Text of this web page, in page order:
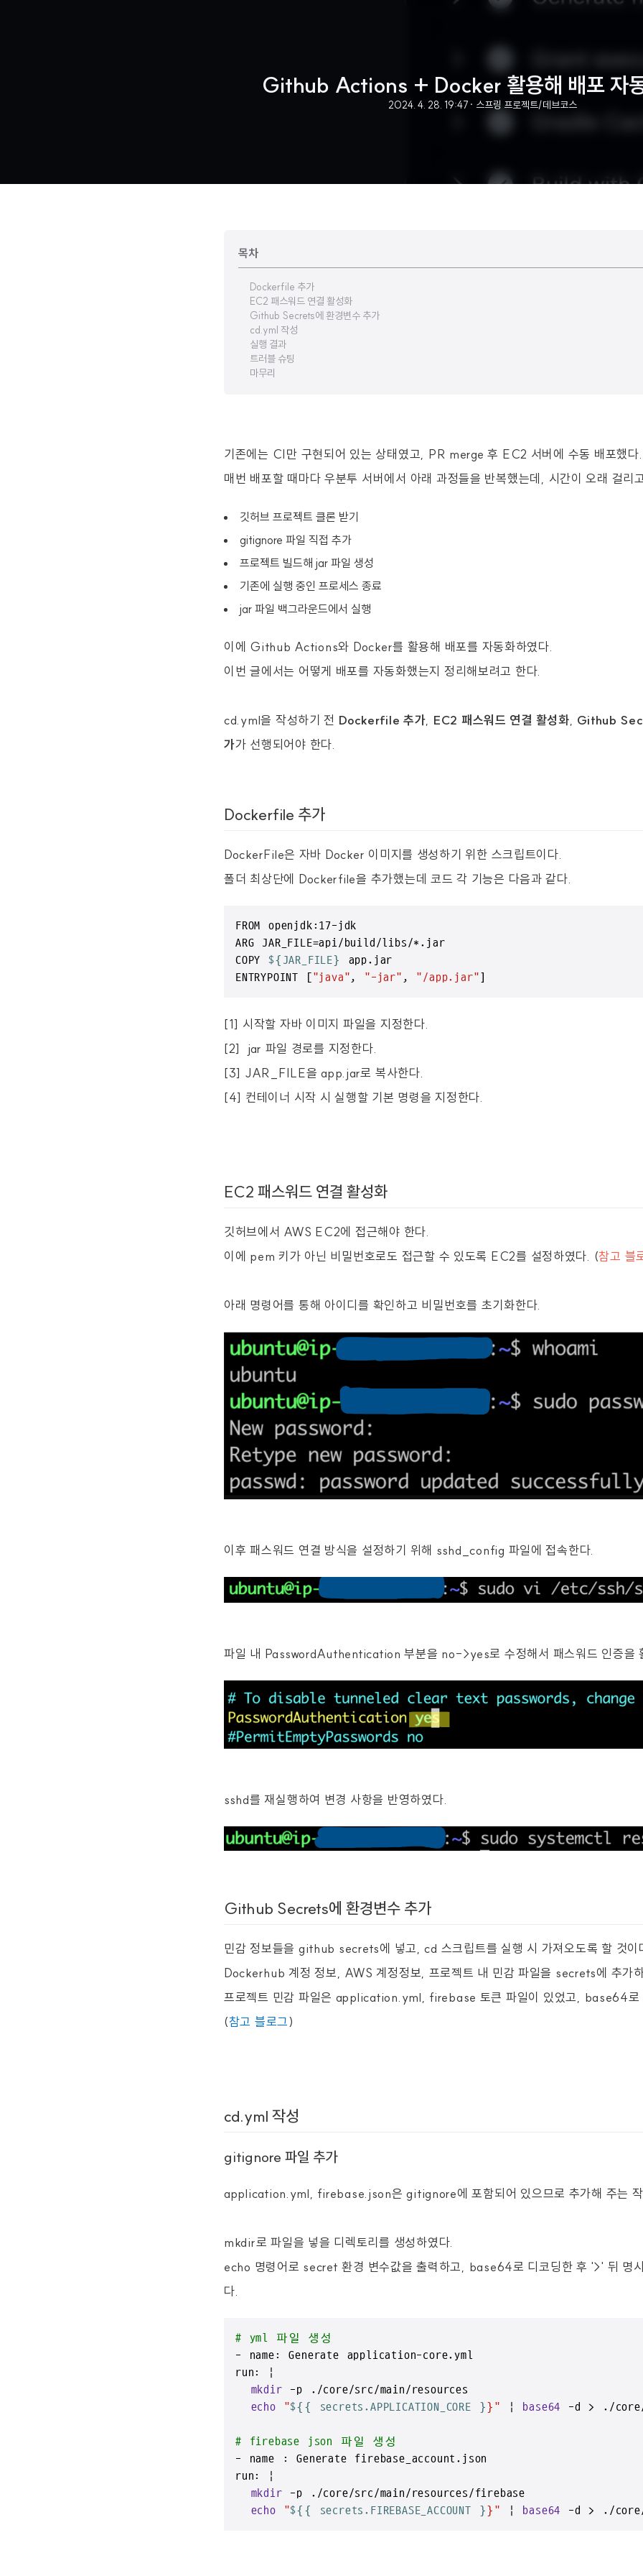
Github Actions + Docker 활용해 배포 자
2024. 4. 28. 19:47 · 스프링 프로젝트/데브코스
목차
Dockerfile 추가
EC2 패스워드 연결 활성화
Github Secrets에 환경변수 추가
cd.yml 작성
실행 결과
트러블 슈팅
마무리
기존에는 CI만 구현되어 있는 상태였고, PR merge 후 EC2 서버에 수동 배포했다.
매번 배포할 때마다 우분투 서버에서 아래 과정들을 반복했는데, 시간이 오래 걸리
깃허브 프로젝트 클론 받기
gitignore 파일 직접 추가
프로젝트 빌드해 jar 파일 생성
기존에 실행 중인 프로세스 종료
jar 파일 백그라운드에서 실행
이에 Github Actions와 Docker를 활용해 배포를 자동화하였다.
이번 글에서는 어떻게 배포를 자동화했는지 정리해보려고 한다.
cd.yml을 작성하기 전 Dockerfile 추가 EC2 패스워드 연결 활성화 Github
가가 선행되어야 한다.
Dockerfile 추가
DockerFile은 자바 Docker 이미지를 생성하기 위한 스크립트이다.
폴더 최상단에 Dockerfile을 추가했는데 코드 각 기능은 다음과 같다.
FROM openjdk:17-jdk
ARG JAR_FILE=api/build/libs/*.jar
COPY ${JAR_FILE}
app.jar
ENTRYPOINT ["java" , "-jar" , "/app.jar"]
[1] 시작할 자바 이미지 파일을 지정한다.
[2] jar 파일 경로를 지정한다.
[3] JAR_FILE을 app.jar로 복사한다.
[4] 컨테이너 시작 시 실행할 기본 명령을 지정한다.
EC2 패스워드 연결 활성화
깃허브에서 AWS EC2에 접근해야 한다.
이에 pem 키가 아닌 비밀번호로도 접근할 수 있도록 EC2를 설정하였다. (참고 블
아래 명령어를 통해 아이디를 확인하고 비밀번호를 초기화한다.
이후 패스워드 연결 방식을 설정하기 위해 sshd_config 파일에 접속한다.
파일 내 PasswordAuthentication 부분을 no->yes로 수정해서 패스워드 인증을
sshd를 재실행하여 변경 사항을 반영하였다.
Github Secrets에 환경변수 추가
민감 정보들을 github secrets에 넣고, cd 스크립트를 실행 시 가져오도록 할 것이
Dockerhub 계정 정보, AWS 계정정보, 프로젝트 내 민감 파일을 secrets에 추가
프로젝트 민감 파일은 application.yml, firebase 토큰 파일이 있었고, base64로
(참고 블로그)
cd.yml 작성
gitignore 파일 추가
application.yml, firebase.json은 gitignore에 포함되어 있으므로 추가해 주는 작
mkdir로 파일을 넣을 디렉토리를 생성하였다.
echo 명령어로 secret 환경 변수값을 출력하고, base64로 디코딩한 후 '>' 뒤 명
다.
# yml 파일 생성
- name: Generate application-core.yml
run: |
mkdir -p ./core/src/main/resources
echo
"${{ secrets.APPLICATION_CORE }}" | base64 -d > ./core/
# firebase json 파일 생성
- name : Generate firebase_account.json
run: |
mkdir -p ./core/src/main/resources/firebase
echo
"${{ secrets.FIREBASE_ACCOUNT }}" | base64 -d > ./core/